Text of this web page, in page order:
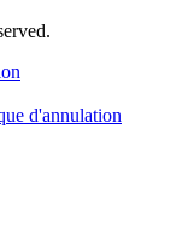
d'annulation